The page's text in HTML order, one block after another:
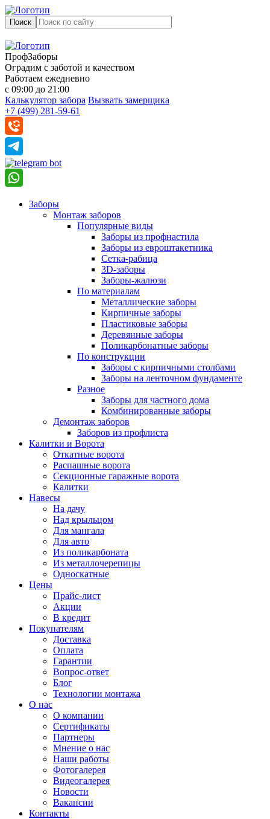
Поиск
ПрофЗаборы
Оградим с заботой и качеством
Работаем ежедневно
с 09:00 до 21:00
Калькулятор забора Вызвать замерщика
+7 (499) 281-59-61
Заборы
Монтаж заборов
Популярные виды
Заборы из профнастила
Заборы из евроштакетника
Сетка-рабица
3D-заборы
Заборы-жалюзи
По материалам
Металлические заборы
Кирпичные заборы
Пластиковые заборы
Деревянные заборы
Поликарбонатные заборы
По конструкции
Заборы с кирпичными столбами
Заборы на ленточном фундаменте
Разное
Заборы для частного дома
Комбинированные заборы
Демонтаж заборов
Заборов из профлиста
Калитки и Ворота
Откатные ворота
Распашные ворота
Секционные гаражные ворота
Калитки
Навесы
На дачу
Над крыльцом
Для мангала
Для авто
Из поликарбоната
Из металлочерепицы
Односкатные
Цены
Прайс-лист
Акции
В кредит
Покупателям
Доставка
Оплата
Гарантии
Вопрос-ответ
Блог
Технологии монтажа
О нас
О компании
Сертификаты
Партнеры
Мнение о нас
Наши работы
Фотогалерея
Видеогалерея
Новости
Вакансии
Контакты